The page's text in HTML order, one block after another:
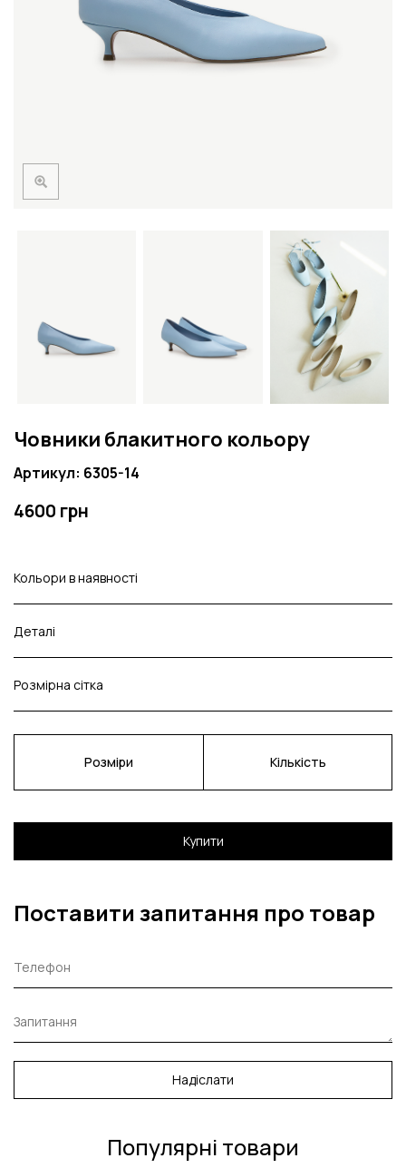
Човники блакитного кольору
Артикул: 6305-14
4600 грн
Кольори в наявності
Деталі
Розмірна сітка
Розміри Кількість
Купити
Поставити запитання про товар
Надіслати
Популярні товари